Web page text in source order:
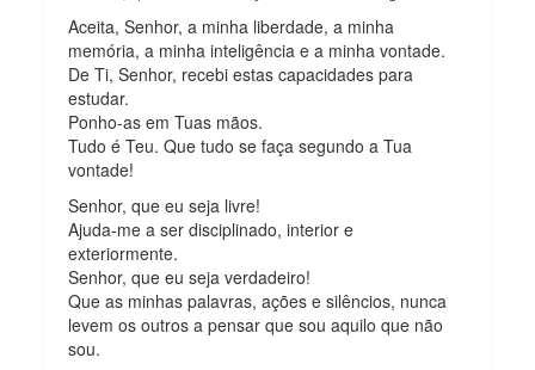
Aceita, Senhor, a minha liberdade, a minha
memória, a minha inteligência e a minha vontade.
De Ti, Senhor, recebi estas capacidades para
estudar.
Ponho-as em Tuas mãos.
Tudo é Teu. Que tudo se faça segundo a Tua
vontade!
Senhor, que eu seja livre!
Ajuda-me a ser disciplinado, interior e
exteriormente.
Senhor, que eu seja verdadeiro!
Que as minhas palavras, ações e silêncios, nunca
levem os outros a pensar que sou aquilo que não
sou.